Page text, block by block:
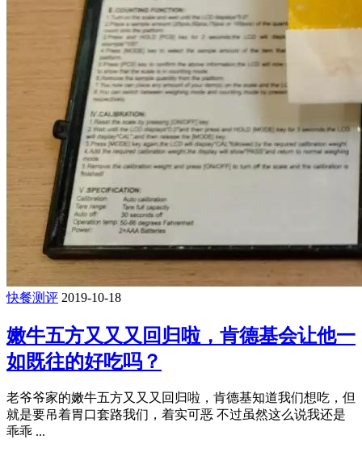
快餐测评 2019-10-18
嫩牛五方又又又回归啦，肯德基会让他一
如既往的好吃吗？
老爷爷家的嫩牛五方又又又回归啦，肯德基知道我们想吃，但
就是要吊着胃口套路我们，着实可恶 不过虽然这么说我还是
乖乖 ...